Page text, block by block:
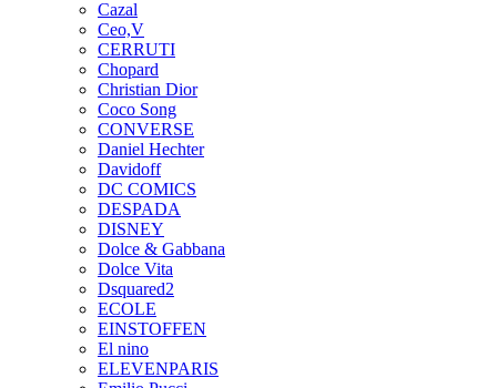
Cazal
Ceo,V
CERRUTI
Chopard
Christian Dior
Coco Song
CONVERSE
Daniel Hechter
Davidoff
DC COMICS
DESPADA
DISNEY
Dolce & Gabbana
Dolce Vita
Dsquared2
ECOLE
EINSTOFFEN
El nino
ELEVENPARIS